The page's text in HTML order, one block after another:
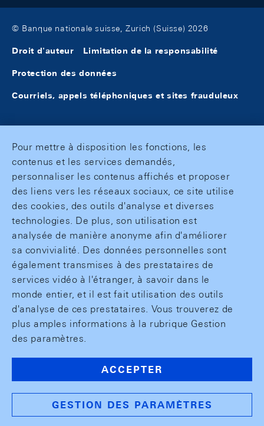
© Banque nationale suisse, Zurich (Suisse) 2026
Droit d'auteur Limitation de la responsabilité
Protection des données
Courriels, appels téléphoniques et sites frauduleux
Pour mettre à disposition les fonctions, les
contenus et les services demandés,
personnaliser les contenus affichés et proposer
des liens vers les réseaux sociaux, ce site utilise
des cookies, des outils d'analyse et diverses
technologies. De plus, son utilisation est
analysée de manière anonyme afin d'améliorer
sa convivialité. Des données personnelles sont
également transmises à des prestataires de
services vidéo à l'étranger, à savoir dans le
monde entier, et il est fait utilisation des outils
d'analyse de ces prestataires. Vous trouverez de
plus amples informations à la rubrique Gestion
des paramètres.
ACCEPTER
GESTION DES PARAMÈTRES